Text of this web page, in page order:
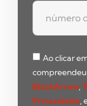
Ao clicar
BlackArrow,
Privacidade,